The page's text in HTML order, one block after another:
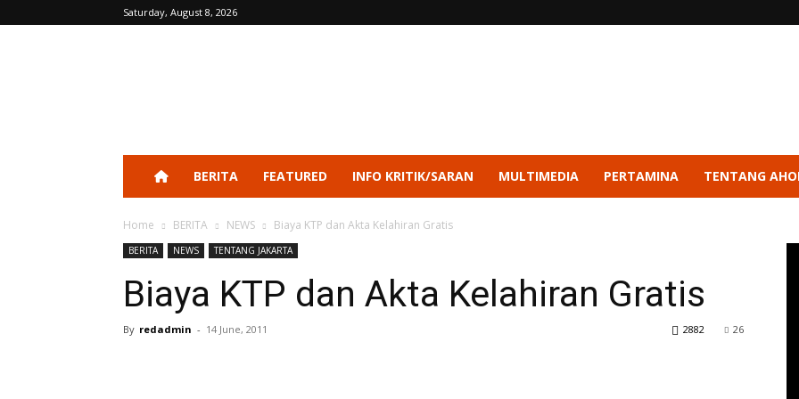
Saturday, August 8, 2026
BERITA FEATURED INFO KRITIK/SARAN MULTIMEDIA PERTAMINA TENTANG
Home BERITA NEWS Biaya KTP dan Akta Kelahiran Gratis
BERITA NEWS TENTANG JAKARTA
Biaya KTP dan Akta Kelahiran Gratis
By redadmin - 14 June, 2011 26
2882